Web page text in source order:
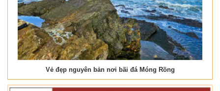
Vẻ đẹp nguyên bản nơi bãi đá Móng Rồng